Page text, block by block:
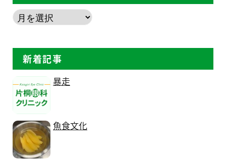
新着記事
暴走
魚食文化